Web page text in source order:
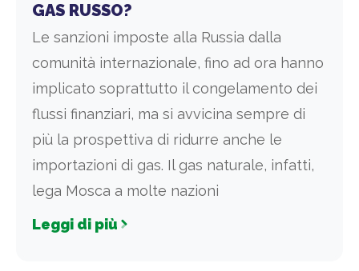
GAS RUSSO?
Le sanzioni imposte alla Russia dalla
comunità internazionale, fino ad ora hanno
implicato soprattutto il congelamento dei
flussi finanziari, ma si avvicina sempre di
più la prospettiva di ridurre anche le
importazioni di gas. Il gas naturale, infatti,
lega Mosca a molte nazioni
Leggi di più